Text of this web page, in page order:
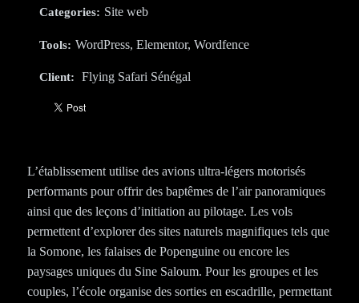
Categories: Site web
Tools: WordPress, Elementor, Wordfence
Client: Flying Safari Sénégal
L’établissement utilise des avions ultra-légers motorisés
performants pour offrir des baptêmes de l’air panoramiques
ainsi que des leçons d’initiation au pilotage. Les vols
permettent d’explorer des sites naturels magnifiques tels que
la Somone, les falaises de Popenguine ou encore les
paysages uniques du Sine Saloum. Pour les groupes et les
couples, l’école organise des sorties en escadrille, permettant